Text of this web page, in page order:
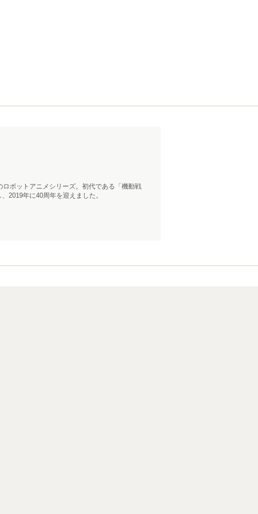
ボットアニメシリーズ。初代である「機動戦
2019年に40周年を迎えました。